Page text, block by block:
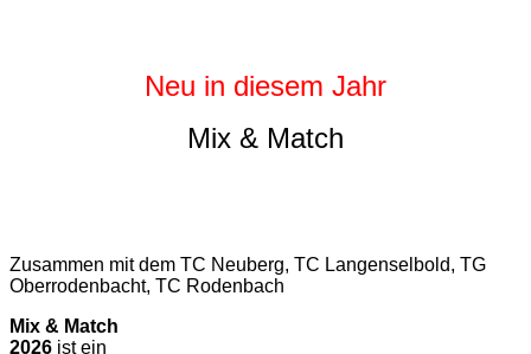
Neu in diesem Jahr
Mix & Match
Zusammen mit dem TC Neuberg, TC Langenselbold, TG
Oberrodenbacht, TC Rodenbach
Mix & Match
2026 ist ein